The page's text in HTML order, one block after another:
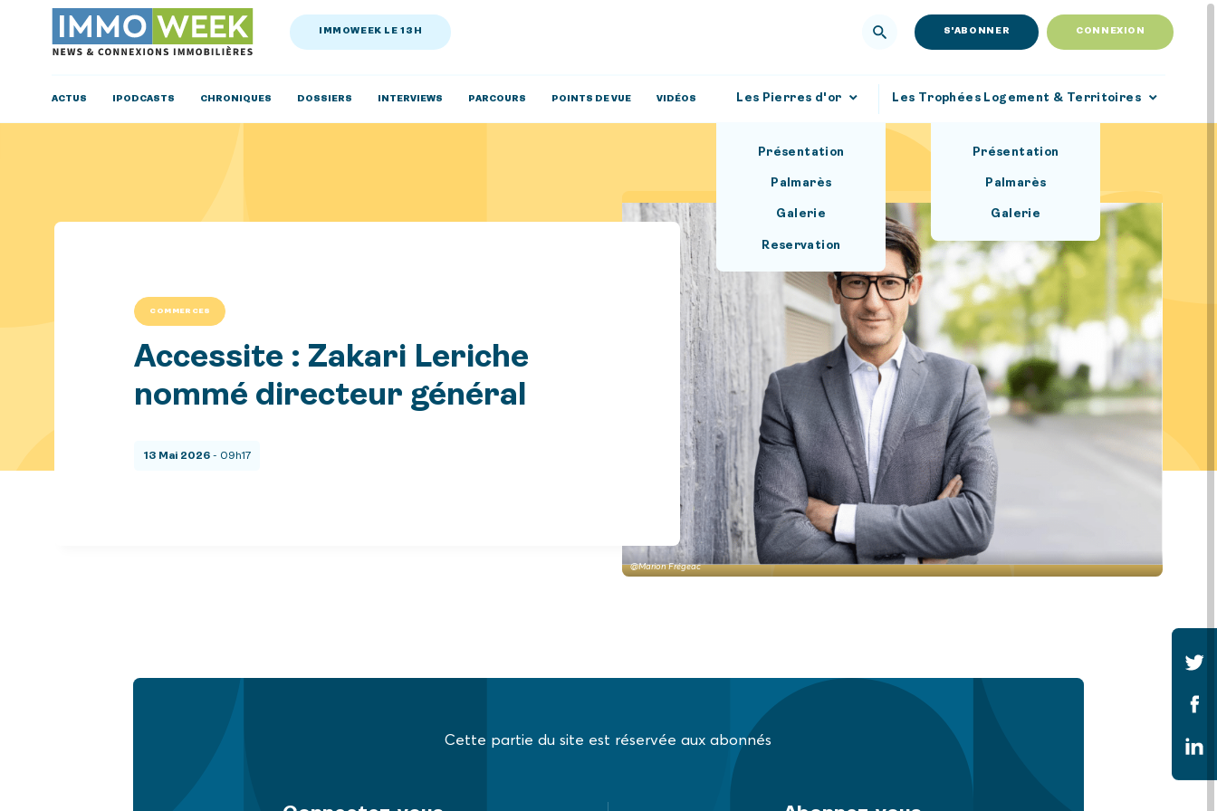
IMMOWEEK LE 13H S'ABONNER CONNEXION
ACTUS IPODCASTS CHRONIQUES DOSSIERS INTERVIEWS PARCOURS POINTS DE VUE VIDÉOS Les Pierres d'or
Présentation
Palmarès
Galerie
Reservation
Les Trophées Logement & Territoires
Présentation
Palmarès
Galerie
COMMERCES
Accessite : Zakari Leriche
nommé directeur général
13 Mai 2026 - 09h17
@Marion Frégeac
Cette partie du site est réservée aux abonnés